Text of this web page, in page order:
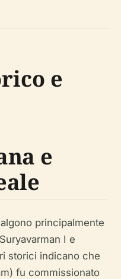
e
e
principalmente
I e
storici indicano che
fu commissionato